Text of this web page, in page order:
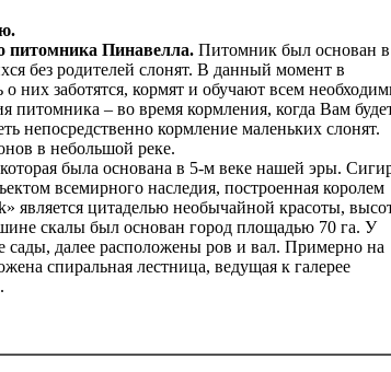
питомника Пинавелла. Питомник был основан в
без родителей слонят. В данный момент в
них заботятся, кормят и обучают всем
– во время кормления, когда Вам
непосредственно кормление маленьких слонят.
в небольшой реке.
которая была основана в 5-м веке нашей эры.
всемирного наследия, построенная королем
является цитаделью необычайной красоты,
скалы был основан город площадью 70 га. У
далее расположены ров и вал. Примерно на
спиральная лестница, ведущая к галерее